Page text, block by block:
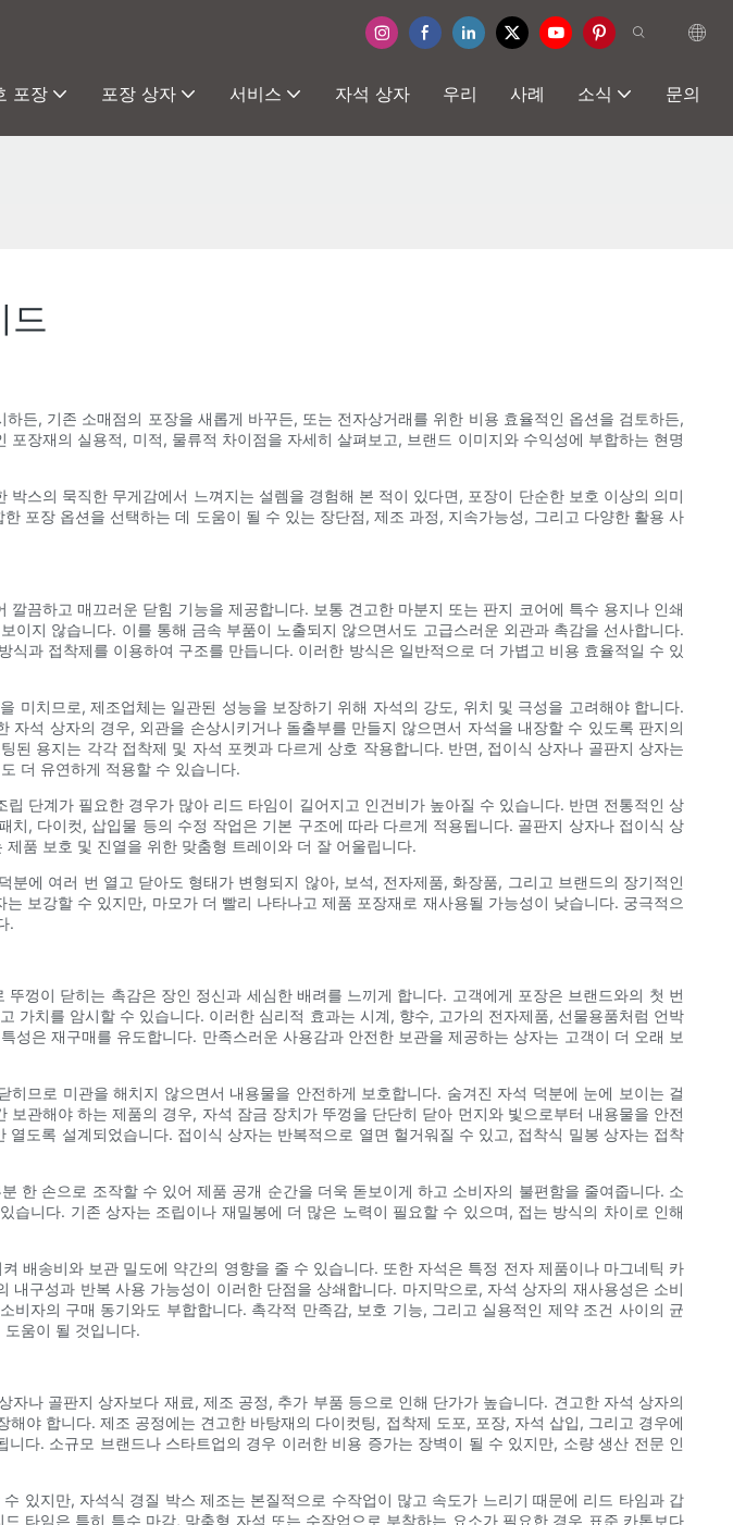
포장 포장 상자 서비스 자석 상자 우리 사례 소식 문의
드
든, 기존 소매점의 포장을 새롭게 바꾸든, 또는 전자상거래를 위한 비용 효율적인 옵션을 검토하든,
장재의 실용적, 미적, 물류적 차이점을 자세히 살펴보고, 브랜드 이미지와 수익성에 부합하는 현명
스의 묵직한 무게감에서 느껴지는 설렘을 경험해 본 적이 있다면, 포장이 단순한 보호 이상의 의미
포장 옵션을 선택하는 데 도움이 될 수 있는 장단점, 제조 과정, 지속가능성, 그리고 다양한 활용 사
끔하고 매끄러운 닫힘 기능을 제공합니다. 보통 견고한 마분지 또는 판지 코어에 특수 용지나 인쇄
지 않습니다. 이를 통해 금속 부품이 노출되지 않으면서도 고급스러운 외관과 촉감을 선사합니다.
과 접착제를 이용하여 구조를 만듭니다. 이러한 방식은 일반적으로 더 가볍고 비용 효율적일 수 있
미치므로, 제조업체는 일관된 성능을 보장하기 위해 자석의 강도, 위치 및 극성을 고려해야 합니다.
석 상자의 경우, 외관을 손상시키거나 돌출부를 만들지 않으면서 자석을 내장할 수 있도록 판지의
용지는 각각 접착제 및 자석 포켓과 다르게 상호 작용합니다. 반면, 접이식 상자나 골판지 상자는
더 유연하게 적용할 수 있습니다.
단계가 필요한 경우가 많아 리드 타임이 길어지고 인건비가 높아질 수 있습니다. 반면 전통적인 상
, 다이컷, 삽입물 등의 수정 작업은 기본 구조에 따라 다르게 적용됩니다. 골판지 상자나 접이식 상
품 보호 및 진열을 위한 맞춤형 트레이와 더 잘 어울립니다.
에 여러 번 열고 닫아도 형태가 변형되지 않아, 보석, 전자제품, 화장품, 그리고 브랜드의 장기적인
보강할 수 있지만, 마모가 더 빨리 나타나고 제품 포장재로 재사용될 가능성이 낮습니다. 궁극적으
.
껑이 닫히는 촉감은 장인 정신과 세심한 배려를 느끼게 합니다. 고객에게 포장은 브랜드와의 첫 번
가치를 암시할 수 있습니다. 이러한 심리적 효과는 시계, 향수, 고가의 전자제품, 선물용품처럼 언박
은 재구매를 유도합니다. 만족스러운 사용감과 안전한 보관을 제공하는 상자는 고객이 더 오래 보
므로 미관을 해치지 않으면서 내용물을 안전하게 보호합니다. 숨겨진 자석 덕분에 눈에 보이는 걸
관해야 하는 제품의 경우, 자석 잠금 장치가 뚜껑을 단단히 닫아 먼지와 빛으로부터 내용물을 안전
도록 설계되었습니다. 접이식 상자는 반복적으로 열면 헐거워질 수 있고, 접착식 밀봉 상자는 접착
한 손으로 조작할 수 있어 제품 공개 순간을 더욱 돋보이게 하고 소비자의 불편함을 줄여줍니다. 소
니다. 기존 상자는 조립이나 재밀봉에 더 많은 노력이 필요할 수 있으며, 접는 방식의 차이로 인해
배송비와 보관 밀도에 약간의 영향을 줄 수 있습니다. 또한 자석은 특정 전자 제품이나 마그네틱 카
구성과 반복 사용 가능성이 이러한 단점을 상쇄합니다. 마지막으로, 자석 상자의 재사용성은 소비
자의 구매 동기와도 부합합니다. 촉각적 만족감, 보호 기능, 그리고 실용적인 제약 조건 사이의 균
움이 될 것입니다.
나 골판지 상자보다 재료, 제조 공정, 추가 부품 등으로 인해 단가가 높습니다. 견고한 자석 상자의
야 합니다. 제조 공정에는 견고한 바탕재의 다이컷팅, 접착제 도포, 포장, 자석 삽입, 그리고 경우에
다. 소규모 브랜드나 스타트업의 경우 이러한 비용 증가는 장벽이 될 수 있지만, 소량 생산 전문 인
있지만, 자석식 경질 박스 제조는 본질적으로 수작업이 많고 속도가 느리기 때문에 리드 타임과 갑
타임은 특히 특수 마감, 맞춤형 자석 또는 수작업으로 부착하는 요소가 필요한 경우 표준 카톤보다